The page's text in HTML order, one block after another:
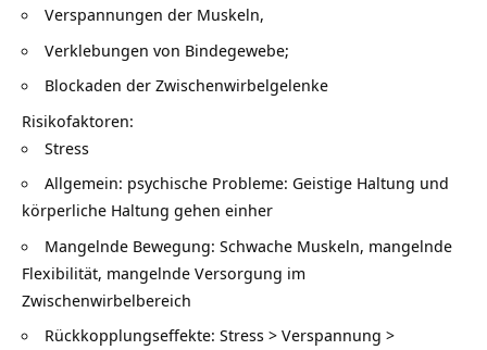
Verspannungen der Muskeln,
Verklebungen von Bindegewebe;
Blockaden der Zwischenwirbelgelenke
Risikofaktoren:
Stress
Allgemein: psychische Probleme: Geistige Haltung und
körperliche Haltung gehen einher
Mangelnde Bewegung: Schwache Muskeln, mangelnde
Flexibilität, mangelnde Versorgung im
Zwischenwirbelbereich
Rückkopplungseffekte: Stress > Verspannung >